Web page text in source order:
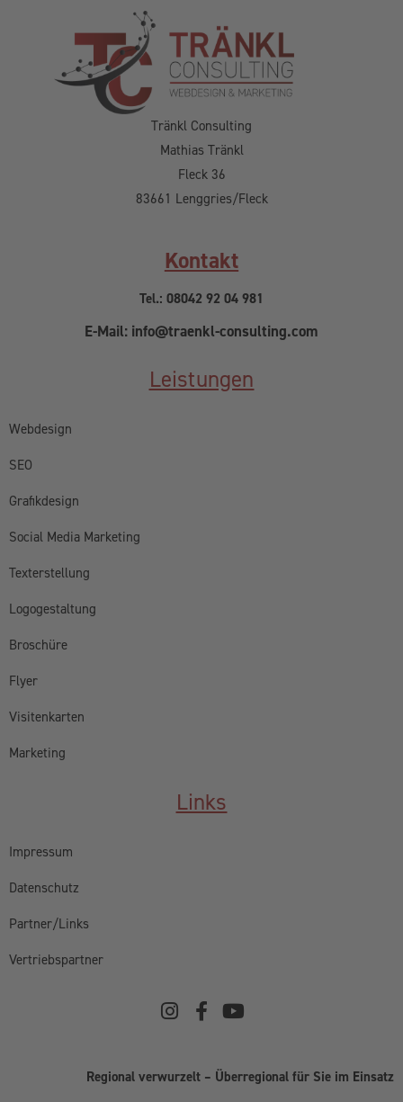
Tränkl Consulting
Mathias Tränkl
Fleck 36
83661 Lenggries/Fleck
Kontakt
Tel.: 08042 92 04 981
E-Mail: info@traenkl-consulting.com
Leistungen
Webdesign
SEO
Grafikdesign
Social Media Marketing
Texterstellung
Logogestaltung
Broschüre
Flyer
Visitenkarten
Marketing
Links
Impressum
Datenschutz
Partner/Links
Vertriebspartner
Regional verwurzelt – Überregional für Sie im Einsatz